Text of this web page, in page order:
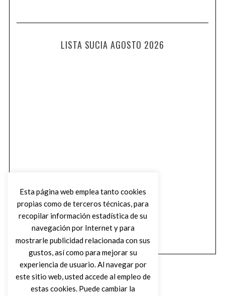
LISTA SUCIA AGOSTO 2026
Esta página web emplea tanto cookies
propias como de terceros técnicas, para
recopilar información estadística de su
navegación por Internet y para
mostrarle publicidad relacionada con sus
gustos, así como para mejorar su
experiencia de usuario. Al navegar por
este sitio web, usted accede al empleo de
estas cookies. Puede cambiar la